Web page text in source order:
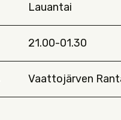
Lauantai
21.00-01.30
Vaattojärven